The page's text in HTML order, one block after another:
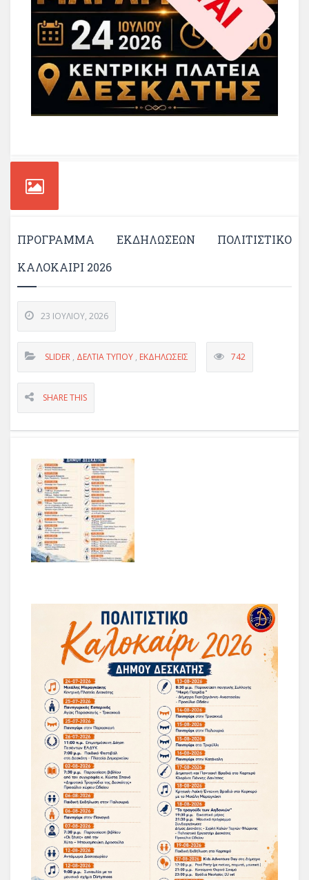
ΠΡΟΓΡΑΜΜΑ ΕΚΔΗΛΩΣΕΩΝ ΠΟΛΙΤΙΣΤΙΚΟ
ΚΑΛΟΚΑΙΡΙ 2026
23 ΙΟΥΛΊΟΥ, 2026
SLIDER , ΔΕΛΤΊΑ ΤΎΠΟΥ , ΕΚΔΗΛΏΣΕΙΣ 742
SHARE THIS